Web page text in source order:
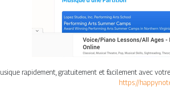
rapidement, gratuitement et facilement avec
https://